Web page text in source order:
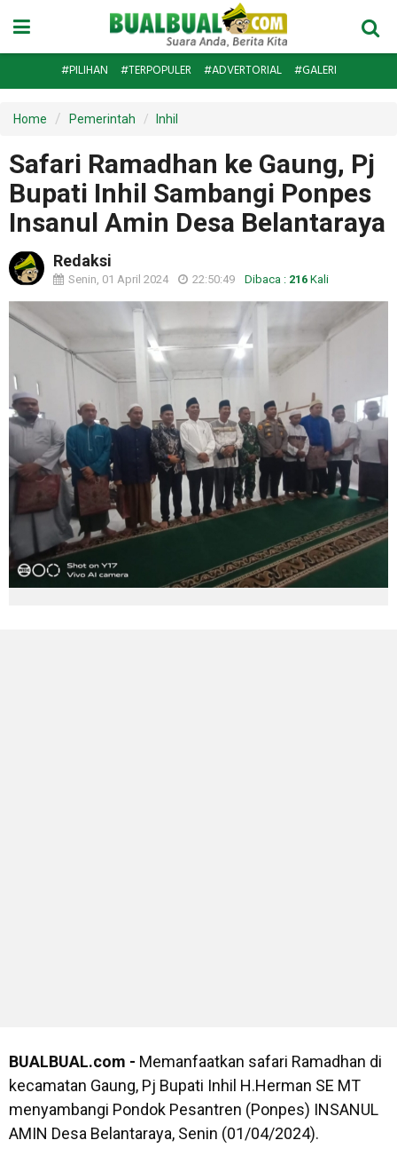
#PILIHAN #TERPOPULER #ADVERTORIAL #GALERI
Home Pemerintah Inhil
Safari Ramadhan ke Gaung, Pj
Bupati Inhil Sambangi Ponpes
Insanul Amin Desa Belantaraya
Redaksi
Senin, 01 April 2024 22:50:49 Dibaca : 216 Kali
BUALBUAL.com - Memanfaatkan safari Ramadhan di
kecamatan Gaung, Pj Bupati Inhil H.Herman SE MT
menyambangi Pondok Pesantren (Ponpes) INSANUL
AMIN Desa Belantaraya, Senin (01/04/2024).